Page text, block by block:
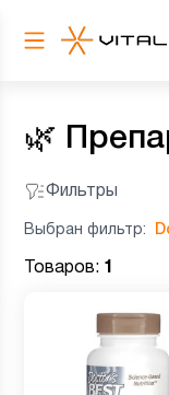
🌿
Фильтры
Выбран фильтр:
Товаров: 1